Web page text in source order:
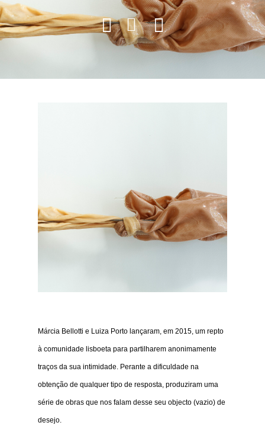
Márcia Bellotti e Luiza Porto lançaram, em 2015, um repto
à comunidade lisboeta para partilharem anonimamente
traços da sua intimidade. Perante a dificuldade na
obtenção de qualquer tipo de resposta, produziram uma
série de obras que nos falam desse seu objecto (vazio) de
desejo.